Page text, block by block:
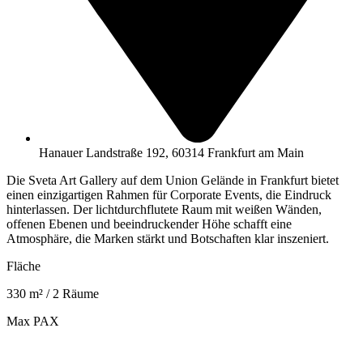
Hanauer Landstraße 192, 60314 Frankfurt am Main
Die Sveta Art Gallery auf dem Union Gelände in Frankfurt bietet
einen einzigartigen Rahmen für Corporate Events, die Eindruck
hinterlassen. Der lichtdurchflutete Raum mit weißen Wänden,
offenen Ebenen und beeindruckender Höhe schafft eine
Atmosphäre, die Marken stärkt und Botschaften klar inszeniert.
Fläche
330 m² / 2 Räume
Max PAX